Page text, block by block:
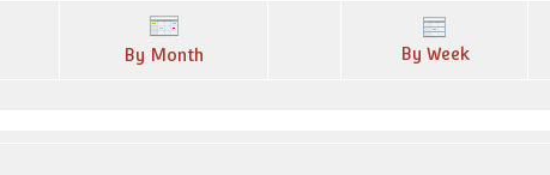
By Month By Week